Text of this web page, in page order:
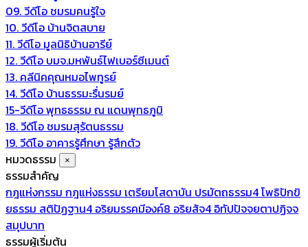
09. วีดีโอ ชมรมคนรู้ใจ
10. วีดีโอ บ้านจิตสบาย
11. วีดีโอ มูลนิธิบ้านอารีย์
12. วีดีโอ บมจ.มหพันธ์ไฟเบอร์ซีเมนต์
13. คลีนิคคุณหมอไพทูรย์
14. วีดีโอ บ้านธรรมะรื่นรมย์
15-วีดีโอ พุทธธรรม ณ แดนพุทธภูมิ
18. วีดีโอ ชมรมสุรัตนธรรม
19. วีดีโอ อาคารรู้ศึกษา รู้สึกตัว
หมวดธรรม
×
ธรรมสำคัญ
กฎแห่งกรรม กฎแห่งธรรม เตรียมโสดาบัน ปรมัตถธรรม4โพธิปักขิ
ยธรรม สติปัฏฐาน4 อริยมรรคมีองค์8 อริยสัจ4 อิทัปปัจจยตาปฏิจจ
สมุปบาท
ธรรมผู้เริ่มต้น